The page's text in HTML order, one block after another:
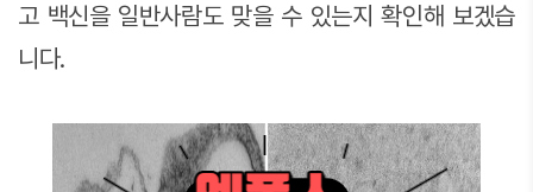
고 백신을 일반사람도 맞을 수 있는지 확인해 보겠습
니다.